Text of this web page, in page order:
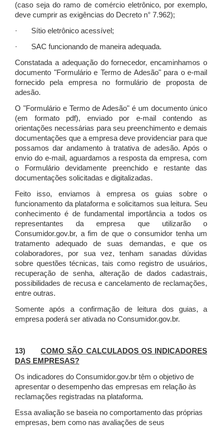
(caso seja do ramo de comércio eletrônico, por exemplo,
deve cumprir as exigências do Decreto n° 7.962);
· Sítio eletrônico acessível;
· SAC funcionando de maneira adequada.
Constatada a adequação do fornecedor, encaminhamos o
documento "Formulário e Termo de Adesão" para o e-mail
fornecido pela empresa no formulário de proposta de
adesão.
O "Formulário e Termo de Adesão" é um documento único
(em formato pdf), enviado por e-mail contendo as
orientações necessárias para seu preenchimento e demais
documentações que a empresa deve providenciar para que
possamos dar andamento à tratativa de adesão. Após o
envio do e-mail, aguardamos a resposta da empresa, com
o Formulário devidamente preenchido e restante das
documentações solicitadas e digitalizadas.
Feito isso, enviamos à empresa os guias sobre o
funcionamento da plataforma e solicitamos sua leitura. Seu
conhecimento é de fundamental importância a todos os
representantes da empresa que utilizarão o
Consumidor.gov.br, a fim de que o consumidor tenha um
tratamento adequado de suas demandas, e que os
colaboradores, por sua vez, tenham sanadas dúvidas
sobre questões técnicas, tais como registro de usuários,
recuperação de senha, alteração de dados cadastrais,
possibilidades de recusa e cancelamento de reclamações,
entre outras.
Somente após a confirmação de leitura dos guias, a
empresa poderá ser ativada no Consumidor.gov.br.
13)COMO SÃO CALCULADOS OS INDICADORES
DAS EMPRESAS?
Os indicadores do Consumidor.gov.br têm o objetivo de
apresentar o desempenho das empresas em relação às
reclamações registradas na plataforma.
Essa avaliação se baseia no comportamento das próprias
empresas, bem como nas avaliações de seus